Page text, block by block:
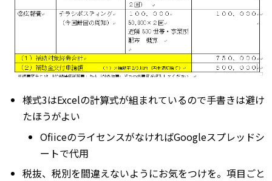
様式3はExcelの計算式が組まれているので手書きは避け
たほうがよい
OfiiceのライセンスがなければGoogleスプレッドシ
ートで代用
税抜、税別を間違えないようにお気をつけを。項目ごと